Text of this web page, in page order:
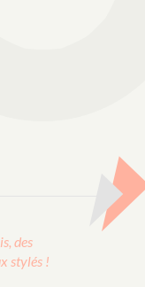
des
stylés !